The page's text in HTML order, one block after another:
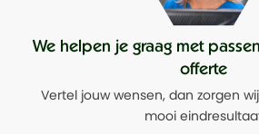
We helpen je graag met
offerte
Vertel jouw wensen, dan zorgen
mooi